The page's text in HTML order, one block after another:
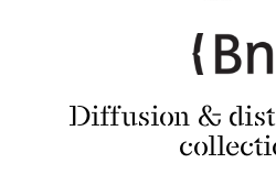
Diffusion &